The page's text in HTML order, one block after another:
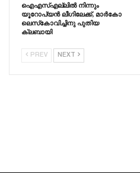
ഐഎസ്എല്ലിൽ നിന്നും
യൂറോപ്യൻ ലീഗിലേക്ക്, മാർകോ
ലെസ്‌കോവിച്ചിനു പുതിയ
ക്ലബായി
PREV NEXT